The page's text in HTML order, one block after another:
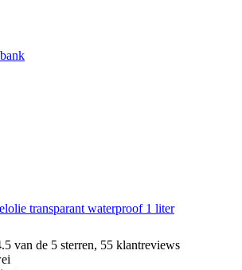
transparant waterproof 1 liter
van de 5 sterren, 55 klantreviews